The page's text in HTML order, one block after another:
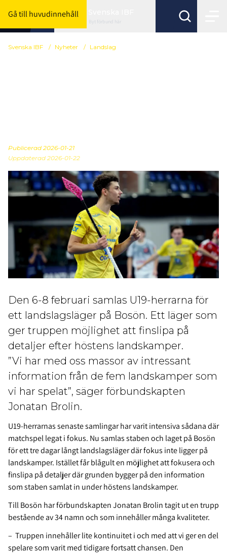
Gå till huvudinnehåll
Byt förbund här
Svenska IBF / Nyheter / Landslag
Publicerad 2026-01-21
Uppdaterad 2026-01-22
Den 6-8 februari samlas U19-herrarna för
ett landslagsläger på Bosön. Ett läger som
ger truppen möjlighet att finslipa på
detaljer efter höstens landskamper.
”Vi har med oss massor av intressant
information från de fem landskamper som
vi har spelat”, säger förbundskapten
Jonatan Brolin.
U19-herrarnas senaste samlingar har varit intensiva sådana där
matchspel legat i fokus. Nu samlas staben och laget på Bosön
för ett tre dagar långt landslagsläger där fokus inte ligger på
landskamper. Istället får blågult en möjlighet att fokusera och
finslipa på detaljer där grunden bygger på den information
som staben samlat in under höstens landskamper.
Till Bosön har förbundskapten Jonatan Brolin tagit ut en trupp
bestående av 34 namn och som innehåller många kvaliteter.
– Truppen innehåller lite kontinuitet i och med att vi ger en del
spelare som varit med tidigare fortsatt chansen. Den